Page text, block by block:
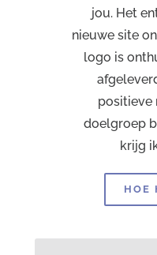
jou. Het
nieuwe site
logo is
positieve
doelgroep
krijg
HOE